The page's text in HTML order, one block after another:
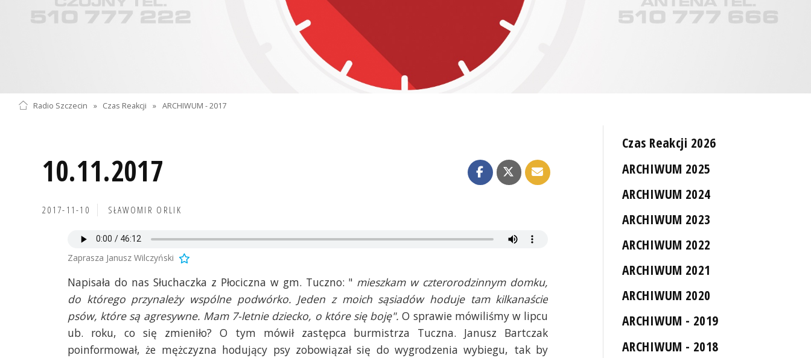
Radio Szczecin » Czas Reakcji » ARCHIWUM - 2017
10.11.2017
2017-11-10 SŁAWOMIR ORLIK
Zaprasza Janusz Wilczyński
Napisała do nas Słuchaczka z Płociczna w gm. Tuczno: " mieszkam w czterorodzinnym domku,
do którego przynależy wspólne podwórko. Jeden z moich sąsiadów hoduje tam kilkanaście
psów, które są agresywne. Mam 7-letnie dziecko, o które się boję". O sprawie mówiliśmy w lipcu
ub. roku, co się zmieniło? O tym mówił zastępca burmistrza Tuczna. Janusz Bartczak
poinformował, że mężczyzna hodujący psy zobowiązał się do wygrodzenia wybiegu, tak by
Czas Reakcji 2026
ARCHIWUM 2025
ARCHIWUM 2024
ARCHIWUM 2023
ARCHIWUM 2022
ARCHIWUM 2021
ARCHIWUM 2020
ARCHIWUM - 2019
ARCHIWUM - 2018